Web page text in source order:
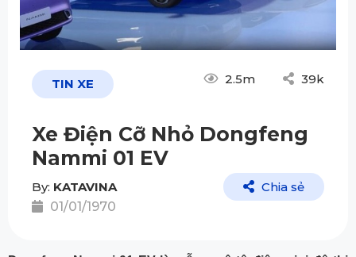
TIN XE 2.5m 39k
Xe Điện Cỡ Nhỏ Dongfeng
Nammi 01 EV
By: KATAVINA
01/01/1970
Chia sẻ